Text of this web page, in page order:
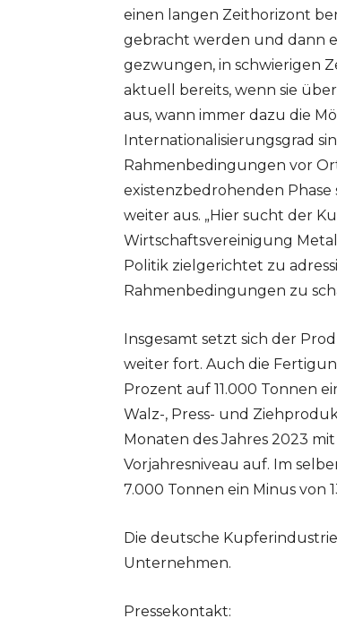
einen langen Zeithorizont
gebracht werden und dann
gezwungen, in schwierigen
aktuell bereits, wenn sie
aus, wann immer dazu die
Internationalisierungsgrad
Rahmenbedingungen vor
existenzbedrohenden
weiter aus. „Hier sucht der
Wirtschaftsvereinigung
Politik zielgerichtet zu
Rahmenbedingungen zu
Insgesamt setzt sich der
weiter fort. Auch die
Prozent auf 11.000 Tonnen
Walz-, Press- und
Monaten des Jahres 2023
Vorjahresniveau auf. Im
7.000 Tonnen ein Minus von
Die deutsche
Unternehmen.
Pressekontakt: